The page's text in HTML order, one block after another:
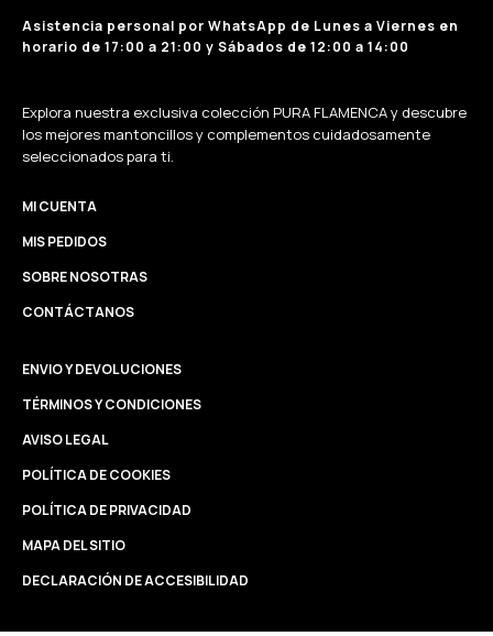
Asistencia personal por WhatsApp de Lunes a Viernes en
horario de 17:00 a 21:00 y Sábados de 12:00 a 14:00
Explora nuestra exclusiva colección PURA FLAMENCA y descubre
los mejores mantoncillos y complementos cuidadosamente
seleccionados para ti.
MI CUENTA
MIS PEDIDOS
SOBRE NOSOTRAS
CONTÁCTANOS
ENVIO Y DEVOLUCIONES
TÉRMINOS Y CONDICIONES
AVISO LEGAL
POLÍTICA DE COOKIES
POLÍTICA DE PRIVACIDAD
MAPA DEL SITIO
DECLARACIÓN DE ACCESIBILIDAD